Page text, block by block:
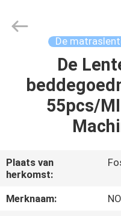
PRODUCTEN
ONS
FABRIEKSREIS
Ltd..
De
De
55pcs/
Plaats van
herkomst:
Merknaam: